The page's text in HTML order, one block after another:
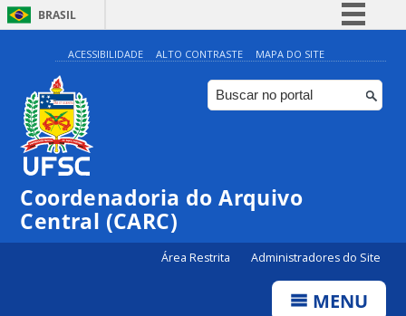
BRASIL
Simplifique!
Comunica BR
Participe
Canais
ACESSIBILIDADE ALTO CONTRASTE MAPA DO SITE
Coordenadoria do Arquivo
Central (CARC)
Área Restrita Administradores do Site
MENU